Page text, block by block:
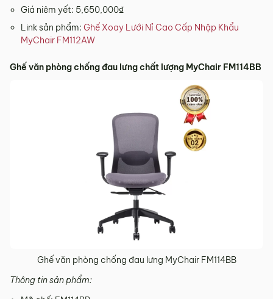
Giá niêm yết: 5,650,000₫
Link sản phẩm: Ghế Xoay Lưới Nỉ Cao Cấp Nhập Khẩu
MyChair FM112AW
Ghế văn phòng chống đau lưng chất lượng MyChair FM114BB
Ghế văn phòng chống đau lưng MyChair FM114BB
Thông tin sản phẩm: